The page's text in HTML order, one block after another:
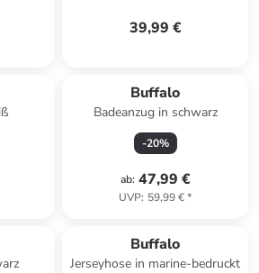
39,99 €
Buffalo
Badeanzug in schwarz
-20%
ab: 47,99 €
UVP: 59,99 €*
Buffalo
Jerseyhose in marine-bedruckt